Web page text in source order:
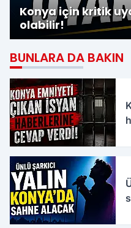
Konya için kritik
olabilir!
BUNLARA DA BAKIN